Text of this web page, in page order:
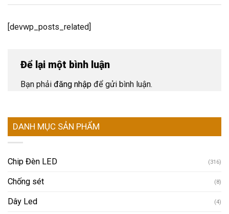
[devwp_posts_related]
Để lại một bình luận
Bạn phải đăng nhập để gửi bình luận.
DANH MỤC SẢN PHẨM
Chip Đèn LED (316)
Chống sét (8)
Dây Led (4)